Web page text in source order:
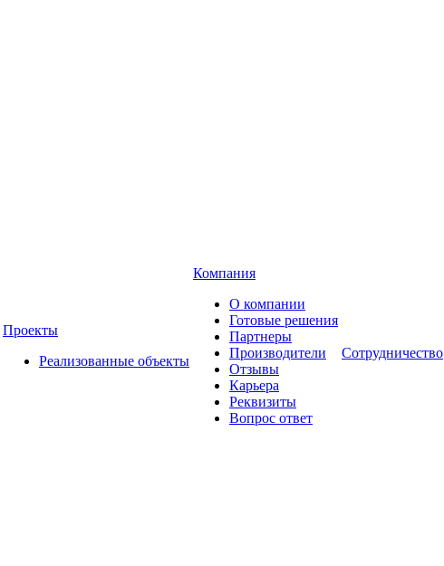
Проекты
Реализованные объекты
Компания
О компании
Готовые решения
Партнеры
Производители
Отзывы
Карьера
Реквизиты
Вопрос ответ
Сотрудничество